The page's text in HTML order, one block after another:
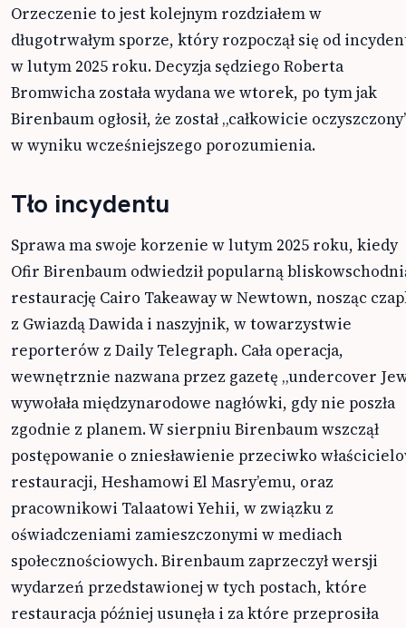
Orzeczenie to jest kolejnym rozdziałem w
długotrwałym sporze, który rozpoczął się od
w lutym 2025 roku. Decyzja sędziego Roberta
Bromwicha została wydana we wtorek, po tym jak
Birenbaum ogłosił, że został „całkowicie
w wyniku wcześniejszego porozumienia.
Tło incydentu
Sprawa ma swoje korzenie w lutym 2025 roku, kiedy
Ofir Birenbaum odwiedził popularną
restaurację Cairo Takeaway w Newtown, nosząc
z Gwiazdą Dawida i naszyjnik, w towarzystwie
reporterów z Daily Telegraph. Cała operacja,
wewnętrznie nazwana przez gazetę „undercover
wywołała międzynarodowe nagłówki, gdy nie poszła
zgodnie z planem. W sierpniu Birenbaum wszczął
postępowanie o zniesławienie przeciwko
restauracji, Heshamowi El Masry’emu, oraz
pracownikowi Talaatowi Yehii, w związku z
oświadczeniami zamieszczonymi w mediach
społecznościowych. Birenbaum zaprzeczył wersji
wydarzeń przedstawionej w tych postach, które
restauracja później usunęła i za które przeprosiła